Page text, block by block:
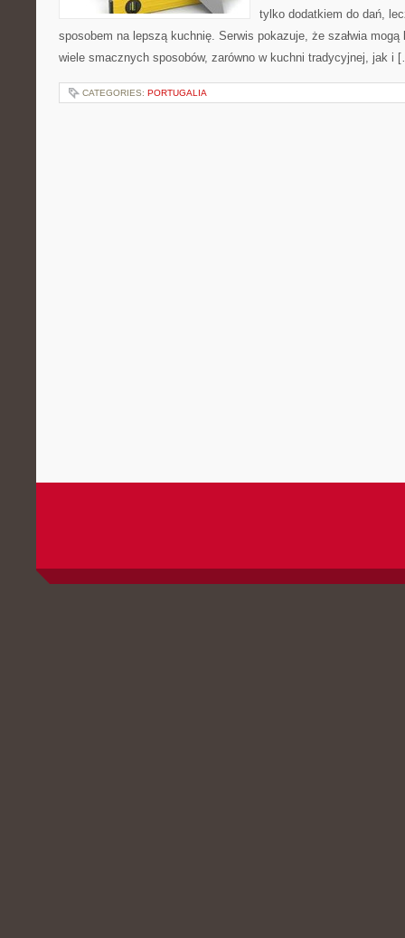
tylko dodatkiem do dań,
sposobem na lepszą kuchnię. Serwis pokazuje, że szałwia
wiele smacznych sposobów, zarówno w kuchni tradycyjnej, jak i
CATEGORIES: PORTUGALIA